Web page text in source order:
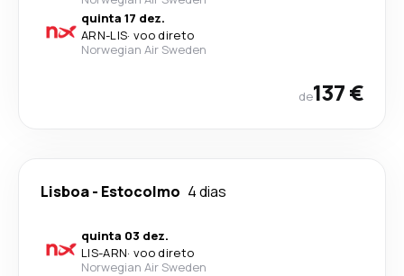
quinta 17 dez.
ARN-LIS· voo direto
Norwegian Air Sweden
de137 €
Lisboa- Estocolmo 4 dias
quinta 03 dez.
LIS-ARN· voo direto
Norwegian Air Sweden